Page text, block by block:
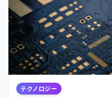
テクノロジー